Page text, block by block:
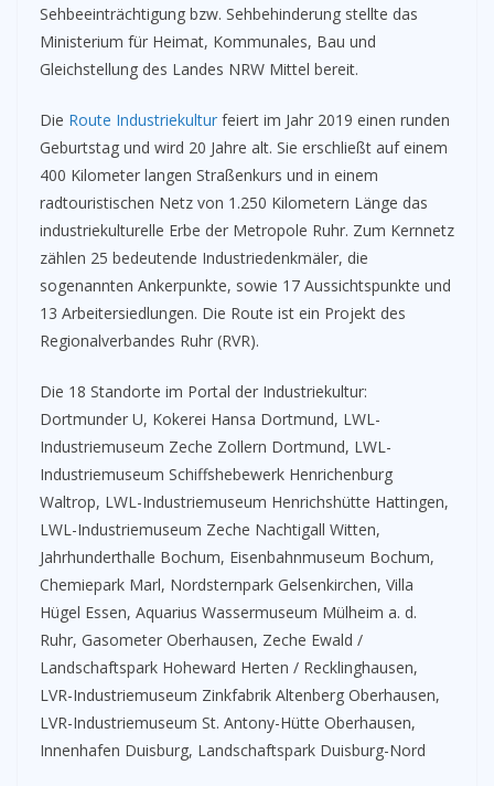
Sehbeeinträchtigung bzw. Sehbehinderung stellte das
Ministerium für Heimat, Kommunales, Bau und
Gleichstellung des Landes NRW Mittel bereit.
Die Route Industriekultur feiert im Jahr 2019 einen runden
Geburtstag und wird 20 Jahre alt. Sie erschließt auf einem
400 Kilometer langen Straßenkurs und in einem
radtouristischen Netz von 1.250 Kilometern Länge das
industriekulturelle Erbe der Metropole Ruhr. Zum Kernnetz
zählen 25 bedeutende Industriedenkmäler, die
sogenannten Ankerpunkte, sowie 17 Aussichtspunkte und
13 Arbeitersiedlungen. Die Route ist ein Projekt des
Regionalverbandes Ruhr (RVR).
Die 18 Standorte im Portal der Industriekultur:
Dortmunder U, Kokerei Hansa Dortmund, LWL-
Industriemuseum Zeche Zollern Dortmund, LWL-
Industriemuseum Schiffshebewerk Henrichenburg
Waltrop, LWL-Industriemuseum Henrichshütte Hattingen,
LWL-Industriemuseum Zeche Nachtigall Witten,
Jahrhunderthalle Bochum, Eisenbahnmuseum Bochum,
Chemiepark Marl, Nordsternpark Gelsenkirchen, Villa
Hügel Essen, Aquarius Wassermuseum Mülheim a. d.
Ruhr, Gasometer Oberhausen, Zeche Ewald /
Landschaftspark Hoheward Herten / Recklinghausen,
LVR-Industriemuseum Zinkfabrik Altenberg Oberhausen,
LVR-Industriemuseum St. Antony-Hütte Oberhausen,
Innenhafen Duisburg, Landschaftspark Duisburg-Nord